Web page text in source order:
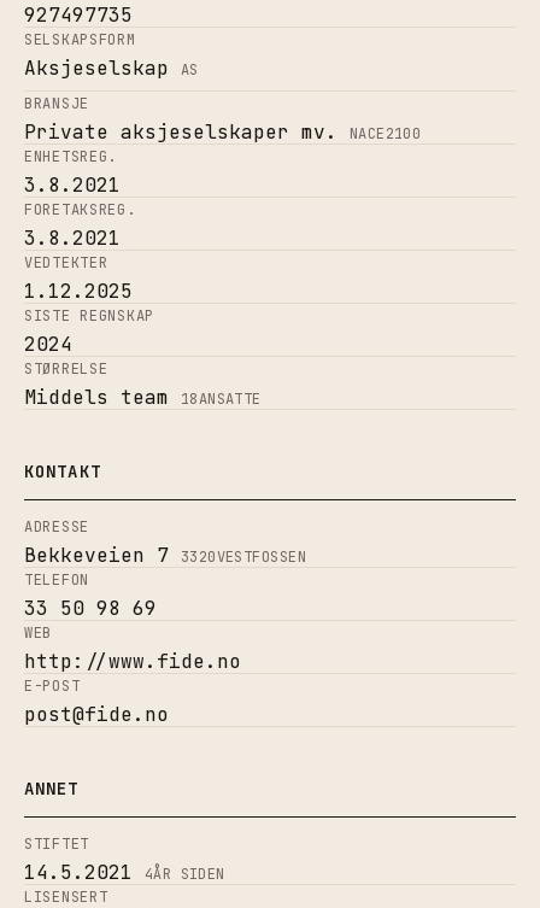
927497735
SELSKAPSFORM
Aksjeselskap
AS
BRANSJE
Private aksjeselskaper mv. NACE2100
ENHETSREG.
3.8.2021
FORETAKSREG.
3.8.2021
VEDTEKTER
1.12.2025
SISTE REGNSKAP
2024
STØRRELSE
Middels team 18ANSATTE
KONTAKT
ADRESSE
Bekkeveien 7 3320VESTFOSSEN
TELEFON
33 50 98 69
WEB
http://www.fide.no
E-POST
post@fide.no
ANNET
STIFTET
14.5.2021 4ÅR SIDEN
LISENSERT